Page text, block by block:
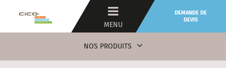
MENU
DEMANDE DE
DEVIS
NOS PRODUITS